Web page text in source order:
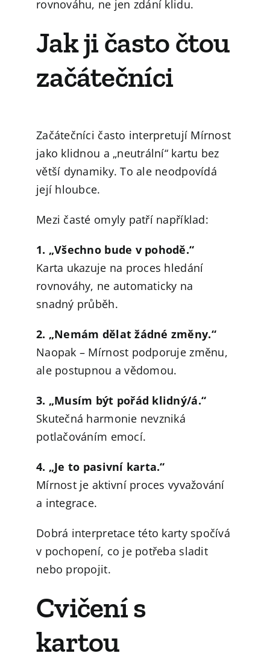
rovnováhu, ne jen zdání klidu.
Jak ji často čtou
začátečníci
Začátečníci často interpretují Mírnost
jako klidnou a „neutrální“ kartu bez
větší dynamiky. To ale neodpovídá
její hloubce.
Mezi časté omyly patří například:
1. „Všechno bude v pohodě.“
Karta ukazuje na proces hledání
rovnováhy, ne automaticky na
snadný průběh.
2. „Nemám dělat žádné změny.“
Naopak – Mírnost podporuje změnu,
ale postupnou a vědomou.
3. „Musím být pořád klidný/á.“
Skutečná harmonie nevzniká
potlačováním emocí.
4. „Je to pasivní karta.“
Mírnost je aktivní proces vyvažování
a integrace.
Dobrá interpretace této karty spočívá
v pochopení, co je potřeba sladit
nebo propojit.
Cvičení s
kartou